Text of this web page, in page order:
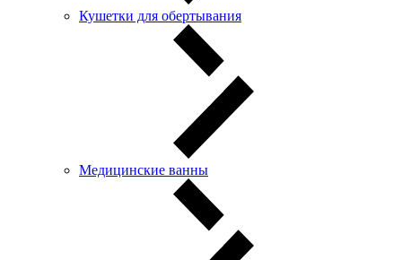
Кушетки для обертывания
Медицинские ванны